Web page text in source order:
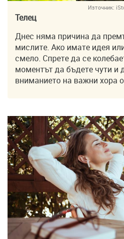
Източник:
Телец
Днес няма причина да
мислите. Ако имате идея
смело. Спрете да се
моментът да бъдете чути и
вниманието на важни хора